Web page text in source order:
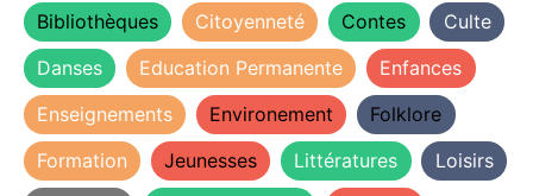
Bibliothèques
Citoyenneté Contes
Culte
Danses
Education Permanente
Enfances
Enseignements
Environement
Folklore
Formation
Jeunesses Littératures
Loisirs